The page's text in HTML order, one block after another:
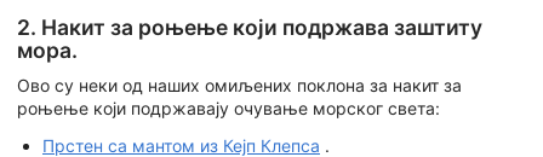
2. Накит за роњење који подржава заштиту
мора.
Ово су неки од наших омиљених поклона за накит за
роњење који подржавају очување морског света:
Прстен са мантом из Кејп Клепса .